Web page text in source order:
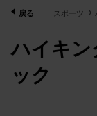
戻る スポーツ
ハイキ
ック
CATEGORY
PRICE
カラー
在
の